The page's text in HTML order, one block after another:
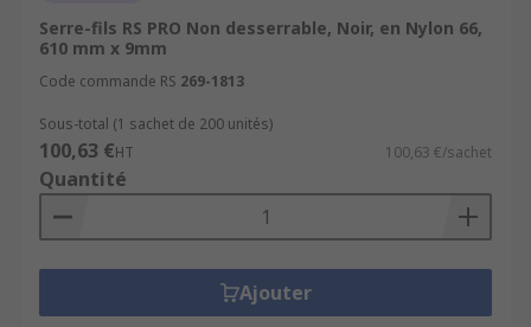
Serre-fils RS PRO Non desserrable, Noir, en Nylon 66,
610 mm x 9mm
Code commande RS 269-1813
Sous-total (1 sachet de 200 unités)
100,63 €HT 100,63 €/sachet
Quantité
Ajouter